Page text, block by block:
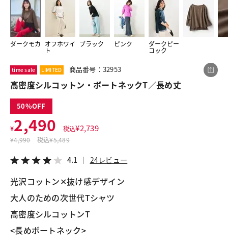
ダークモカ オフホワイ
ト
ブラック ピンク ダークピー
コック
time sale LIMITED 商品番号：32953
高密度シルコットン・ボートネックT／長め丈
50
¥2,490 税込¥2,739
¥4,990 税込¥5,489
4.1 24レビュー
光沢コットン✕抜け感デザイン
大人のための次世代Tシャツ
高密度シルコットンT
<長めボートネック>
この商品をシェアする
高密度シルコットン・ボートネックT／長め丈